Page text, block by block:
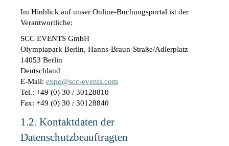
Im Hinblick auf unser Online-Buchungsportal ist der
Verantwortliche:
SCC EVENTS GmbH
Olympiapark Berlin, Hanns-Braun-Straße/Adlerplatz
14053 Berlin
Deutschland
E-Mail: expo@scc-events.com
Tel.: +49 (0) 30 / 30128810
Fax: +49 (0) 30 / 30128840
1.2. Kontaktdaten der
Datenschutzbeauftragten